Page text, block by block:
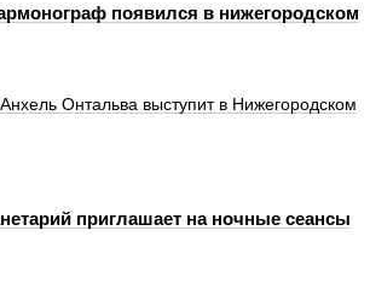
появился в нижегородском
Онтальва выступит в Нижегородском
приглашает на ночные сеансы